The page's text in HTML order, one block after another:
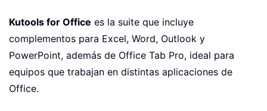
Kutools for Office es la suite que incluye
complementos para Excel, Word, Outlook y
PowerPoint, además de Office Tab Pro, ideal para
equipos que trabajan en distintas aplicaciones de
Office.